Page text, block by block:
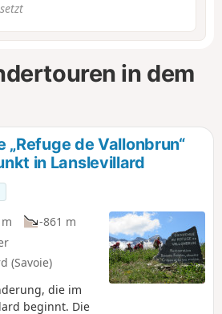
in dem
„Refuge de Vallonbrun“
in Lanslevillard
-861 m
(Savoie)
die im
beginnt. Die